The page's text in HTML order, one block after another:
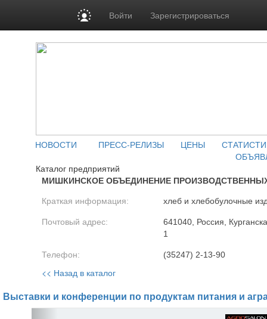
Войти Зарегистрироваться
НОВОСТИ ПРЕСС-РЕЛИЗЫ ЦЕНЫ
Каталог предприятий
МИШКИНСКОЕ ОБЪЕДИНЕНИЕ
Краткая информация: хлеб и хлебобулочные
Почтовый адрес:
641040, Россия,
1
Телефон: (35247) 2-13-90
<< Назад в каталог
Выставки и конференции по продуктам питания и